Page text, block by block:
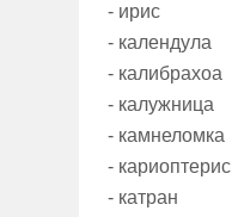
- ирис
- календула
- калибрахоа
- калужница
- камнеломка
- кариоптерис
- катран